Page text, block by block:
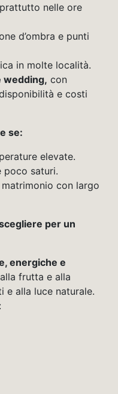
nelle ore
d’ombra e punti
in molte località.
wedding, con
e costi
se:
elevate.
poco saturi.
con largo
per un
energiche e
frutta e alla
e alla luce naturale.